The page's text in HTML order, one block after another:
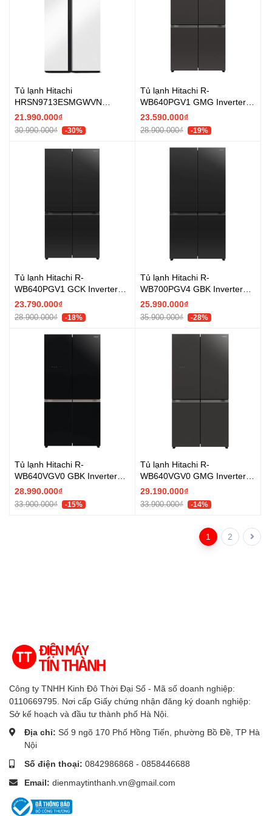
Tủ lạnh Hitachi
HRSN9713ESMGWVN
Inverter 655 lít Side By Side -
Chính hãng
21.990.000₫
30.990.000₫ -30%
Tủ lạnh Hitachi R-
WB640PGV1 GMG Inverter
569 lít - Chính hãng
23.590.000₫
28.900.000₫ -19%
Tủ lạnh Hitachi R-
WB640PGV1 GCK Inverter
569 lít - Chính hãng
23.790.000₫
28.900.000₫ -18%
Tủ lạnh Hitachi R-
WB700PGV4 GBK Inverter
645 lít Multi Door - Chính
hãng
25.990.000₫
35.900.000₫ -28%
Tủ lạnh Hitachi R-
WB640VGV0 GBK Inverter
569 lít - Chính hãng
28.990.000₫
33.900.000₫ -15%
Tủ lạnh Hitachi R-
WB640VGV0 GMG Inverter
569 lít - Chính hãng
29.190.000₫
33.900.000₫ -14%
1 2
Công ty TNHH Kinh Đô Thời Đại Số - Mã số doanh nghiệp:
0110669795. Nơi cấp Giấy chứng nhận đăng ký doanh nghiệp:
Sở kế hoạch và đầu tư thành phố Hà Nội.
Địa chỉ: Số 9 ngõ 170 Phố Hồng Tiến, phường Bồ Đề, TP Hà
Nội
Số điện thoại: 0842986868 - 0858446688
Email: dienmaytinthanh.vn@gmail.com